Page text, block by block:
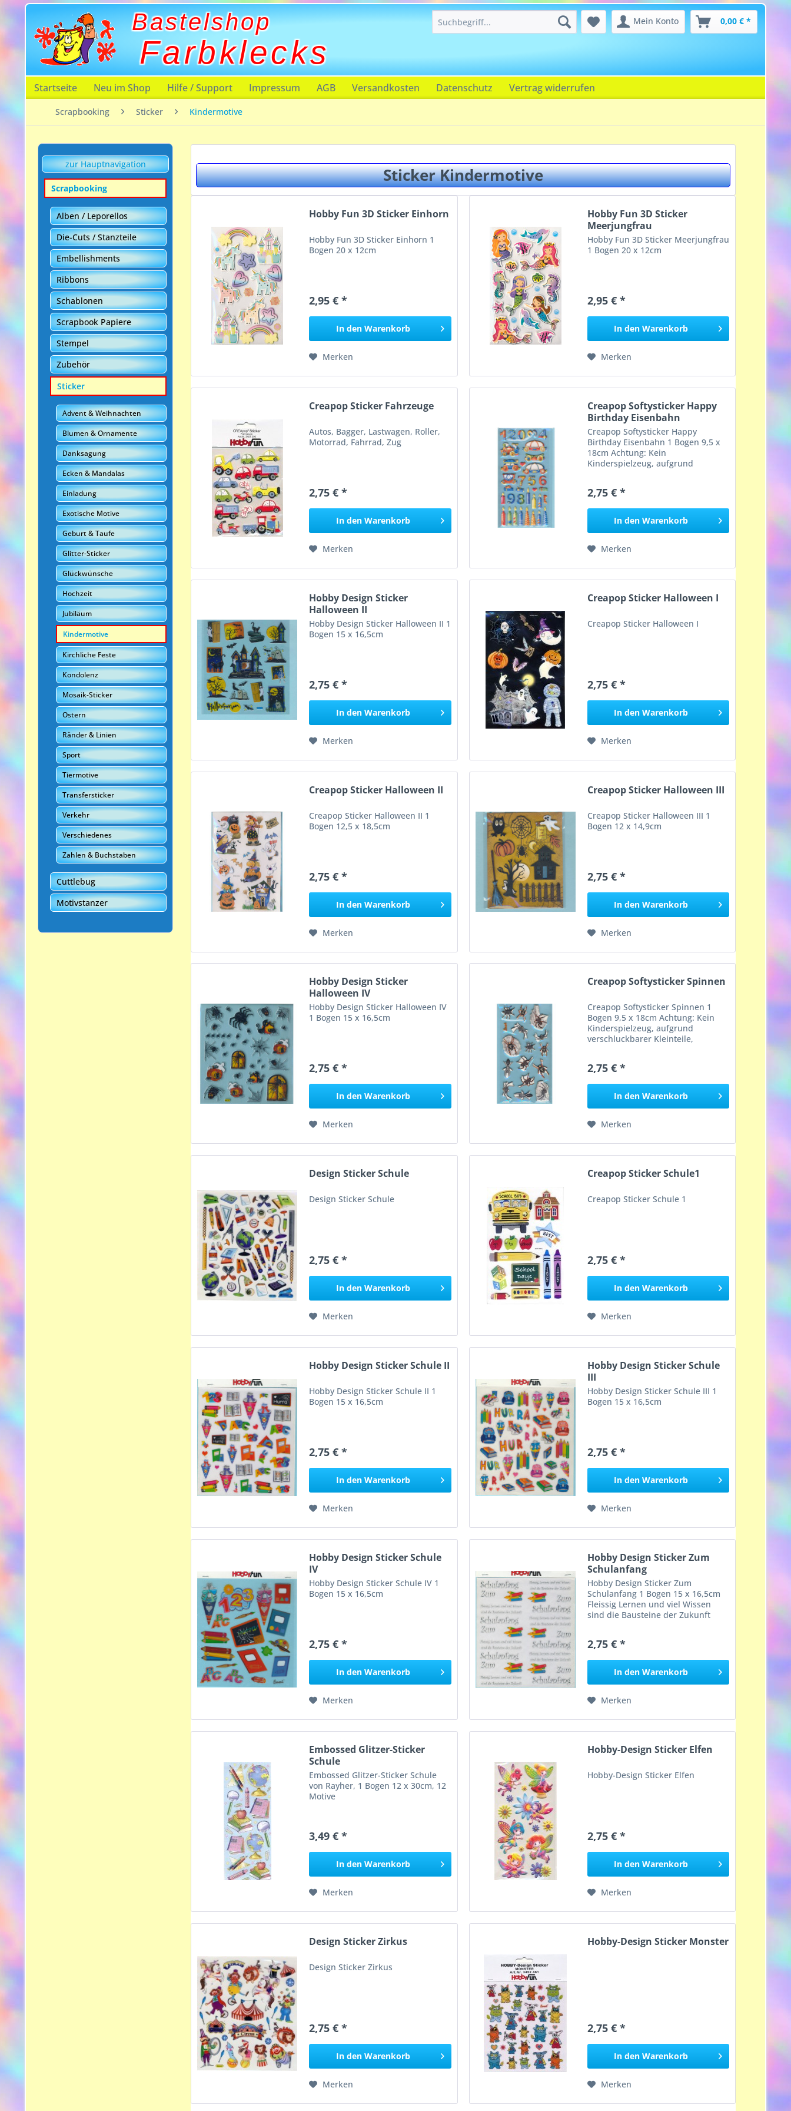
Bastelshop
Farbklecks
Mein Konto 0,00 € *
Startseite Neu im Shop Hilfe / Support Impressum AGB Versandkosten Datenschutz Vertrag widerrufen
Scrapbooking Sticker Kindermotive
zur Hauptnavigation
Scrapbooking
Alben / Leporellos
Die-Cuts / Stanzteile
Embellishments
Ribbons
Schablonen
Scrapbook Papiere
Stempel
Zubehör
Sticker
Advent & Weihnachten
Blumen & Ornamente
Danksagung
Ecken & Mandalas
Einladung
Exotische Motive
Geburt & Taufe
Glitter-Sticker
Glückwünsche
Hochzeit
Jubiläum
Kindermotive
Kirchliche Feste
Kondolenz
Mosaik-Sticker
Ostern
Ränder & Linien
Sport
Tiermotive
Transfersticker
Verkehr
Verschiedenes
Zahlen & Buchstaben
Cuttlebug
Motivstanzer
Sticker Kindermotive
Hobby Fun 3D Sticker Einhorn
Hobby Fun 3D Sticker Einhorn 1
Bogen 20 x 12cm
2,95 € *
In den Warenkorb
Merken
Hobby Fun 3D Sticker
Meerjungfrau
Hobby Fun 3D Sticker Meerjungfrau
1 Bogen 20 x 12cm
2,95 € *
In den Warenkorb
Merken
Creapop Sticker Fahrzeuge
Autos, Bagger, Lastwagen, Roller,
Motorrad, Fahrrad, Zug
2,75 € *
In den Warenkorb
Merken
Creapop Softysticker Happy
Birthday Eisenbahn
Creapop Softysticker Happy
Birthday Eisenbahn 1 Bogen 9,5 x
18cm Achtung: Kein
Kinderspielzeug, aufgrund
2,75 € *
In den Warenkorb
Merken
Hobby Design Sticker
Halloween II
Hobby Design Sticker Halloween II 1
Bogen 15 x 16,5cm
2,75 € *
In den Warenkorb
Merken
Creapop Sticker Halloween I
Creapop Sticker Halloween I
2,75 € *
In den Warenkorb
Merken
Creapop Sticker Halloween II
Creapop Sticker Halloween II 1
Bogen 12,5 x 18,5cm
2,75 € *
In den Warenkorb
Merken
Creapop Sticker Halloween III
Creapop Sticker Halloween III 1
Bogen 12 x 14,9cm
2,75 € *
In den Warenkorb
Merken
Hobby Design Sticker
Halloween IV
Hobby Design Sticker Halloween IV
1 Bogen 15 x 16,5cm
2,75 € *
In den Warenkorb
Merken
Creapop Softysticker Spinnen
Creapop Softysticker Spinnen 1
Bogen 9,5 x 18cm Achtung: Kein
Kinderspielzeug, aufgrund
verschluckbarer Kleinteile,
2,75 € *
In den Warenkorb
Merken
Design Sticker Schule
Design Sticker Schule
2,75 € *
In den Warenkorb
Merken
Creapop Sticker Schule1
Creapop Sticker Schule 1
2,75 € *
In den Warenkorb
Merken
Hobby Design Sticker Schule II
Hobby Design Sticker Schule II 1
Bogen 15 x 16,5cm
2,75 € *
In den Warenkorb
Merken
Hobby Design Sticker Schule
III
Hobby Design Sticker Schule III 1
Bogen 15 x 16,5cm
2,75 € *
In den Warenkorb
Merken
Hobby Design Sticker Schule
IV
Hobby Design Sticker Schule IV 1
Bogen 15 x 16,5cm
2,75 € *
In den Warenkorb
Merken
Hobby Design Sticker Zum
Schulanfang
Hobby Design Sticker Zum
Schulanfang 1 Bogen 15 x 16,5cm
Fleissig Lernen und viel Wissen
sind die Bausteine der Zukunft
2,75 € *
In den Warenkorb
Merken
Embossed Glitzer-Sticker
Schule
Embossed Glitzer-Sticker Schule
von Rayher, 1 Bogen 12 x 30cm, 12
Motive
3,49 € *
In den Warenkorb
Merken
Hobby-Design Sticker Elfen
Hobby-Design Sticker Elfen
2,75 € *
In den Warenkorb
Merken
Design Sticker Zirkus
Design Sticker Zirkus
2,75 € *
In den Warenkorb
Merken
Hobby-Design Sticker Monster
2,75 € *
In den Warenkorb
Merken